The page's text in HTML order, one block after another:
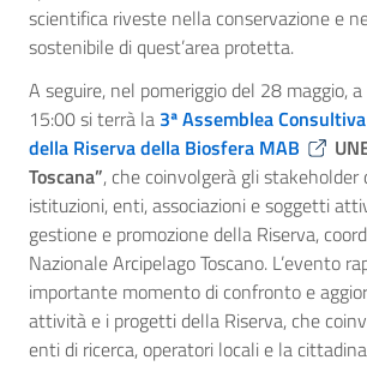
scientifica riveste nella conservazione e
sostenibile di quest’area protetta.
A seguire, nel pomeriggio del 28 maggio,
15:00 si terrà la 3ª Assemblea
della Riserva della Biosfera MAB
Toscana”, che coinvolgerà gli stakeholder
istituzioni, enti, associazioni e soggetti
gestione e promozione della Riserva,
Nazionale Arcipelago Toscano. L’evento
importante momento di confronto e
attività e i progetti della Riserva, che
enti di ricerca, operatori locali e la